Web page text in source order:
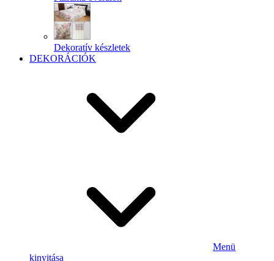
Dekoratív készletek
DEKORÁCIÓK
Menü
kinyitása